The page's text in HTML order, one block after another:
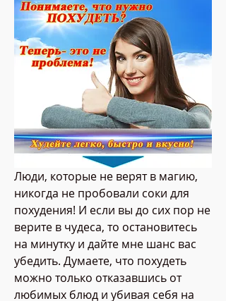
Люди, которые не верят в магию,
никогда не пробовали соки для
похудения! И если вы до сих пор не
верите в чудеса, то остановитесь
на минутку и дайте мне шанс вас
убедить. Думаете, что похудеть
можно только отказавшись от
любимых блюд и убивая себя на